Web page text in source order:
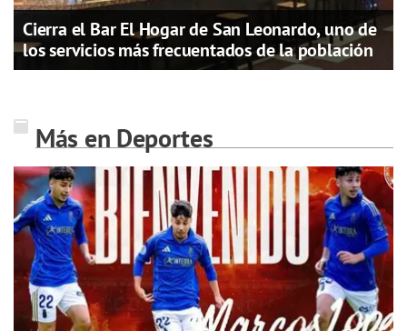
Cierra el Bar El Hogar de San Leonardo, uno de
los servicios más frecuentados de la población
Más en Deportes